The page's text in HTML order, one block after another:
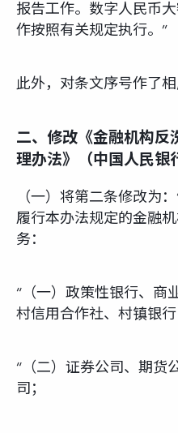
报告工作。数字人民币
作按照有关规定执行。”
此外，对条文序号作了相
二、修改《金融机构反
理办法》（中国人民银
（一）将第二条修改为
履行本办法规定的金融
务：
“（一）政策性银行、商
村信用合作社、村镇银行
“（二）证券公司、期货
司；